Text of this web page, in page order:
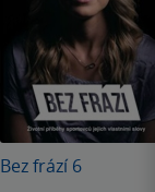
Bez frází 6